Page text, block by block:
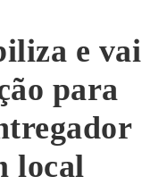
e vai
para
local